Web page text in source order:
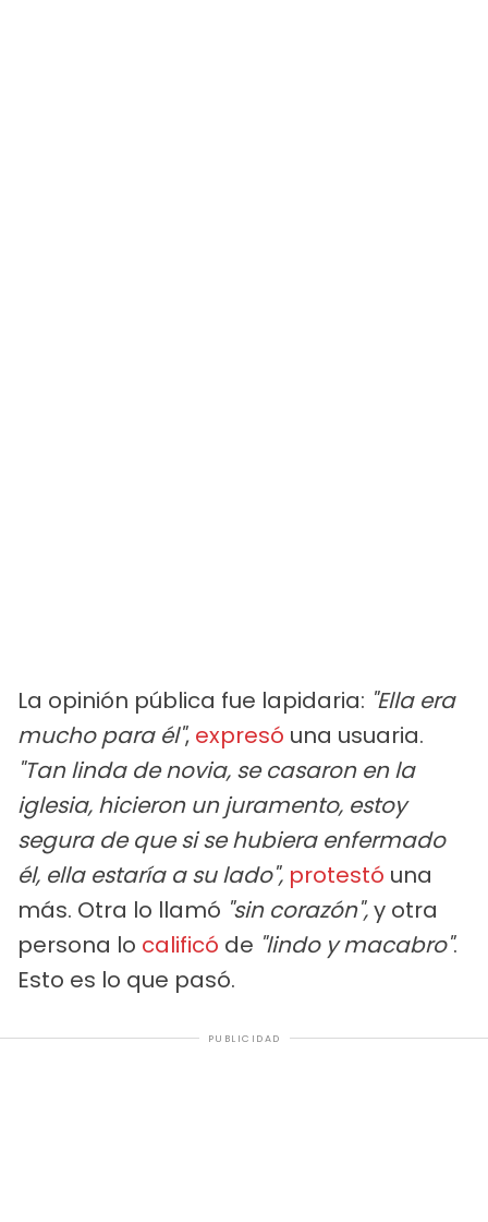
La opinión pública fue lapidaria: "Ella era
mucho para él", expresó una usuaria.
"Tan linda de novia, se casaron en la
iglesia, hicieron un juramento, estoy
segura de que si se hubiera enfermado
él, ella estaría a su lado", protestó una
más. Otra lo llamó "sin corazón",y otra
persona lo calificó de "lindo y macabro".
Esto es lo que pasó.
PUBLICIDAD